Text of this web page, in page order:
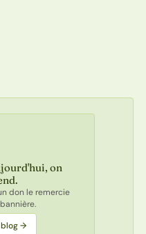
on
don le remercie
→